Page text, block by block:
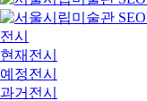
전시
현재전시
예정전시
과거전시